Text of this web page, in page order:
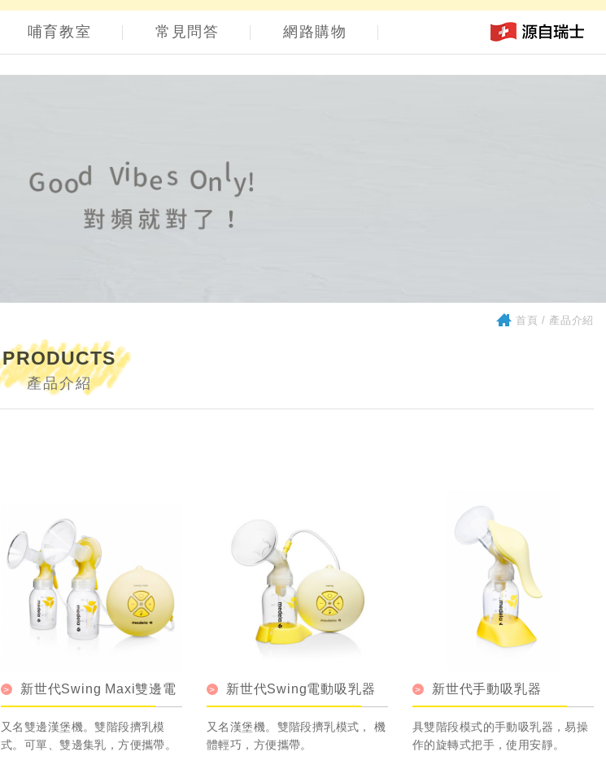
哺育教室 常見問答 網路購物
首頁 產品介紹
PRODUCTS
產品介紹
新世代Swing Maxi雙邊電
動吸乳器
又名雙邊漢堡機。雙階段擠乳模
式。可單、雙邊集乳，方便攜帶。
新世代Swing電動吸乳器
又名漢堡機。雙階段擠乳模式， 機
體輕巧，方便攜帶。
新世代手動吸乳器
具雙階段模式的手動吸乳器，易操
作的旋轉式把手，使用安靜。